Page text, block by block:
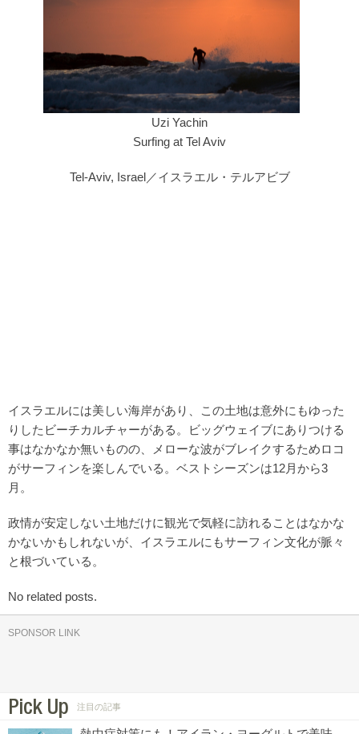
Uzi Yachin
Surfing at Tel Aviv
Tel-Aviv, Israel／イスラエル・テルアビブ
イスラエルには美しい海岸があり、この土地は意外にもゆった
りしたビーチカルチャーがある。ビッグウェイブにありつける
事はなかなか無いものの、メローな波がブレイクするためロコ
がサーフィンを楽しんでいる。ベストシーズンは12月から3
月。
政情が安定しない土地だけに観光で気軽に訪れることはなかな
かないかもしれないが、イスラエルにもサーフィン文化が脈々
と根づいている。
No related posts.
SPONSOR LINK
Pick Up 注目の記事